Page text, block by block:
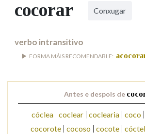
IDENTIDADE
MARCIAL DEL
FIGURAS
PRIMAVERA
Facebook
TwitterYoutubeInstagram
Bluesky
BUSCAR NOS LEMAS
Contén
cocorar Conxugar
verbo intransitivo
FORMA MÁIS RECOMENDABLE:
Antes e despois de
cóclea coclear coclearia coco
cocorote cocoso cocote cóctel